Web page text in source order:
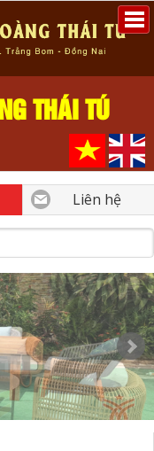
THÁI TÚ
Liên hệ